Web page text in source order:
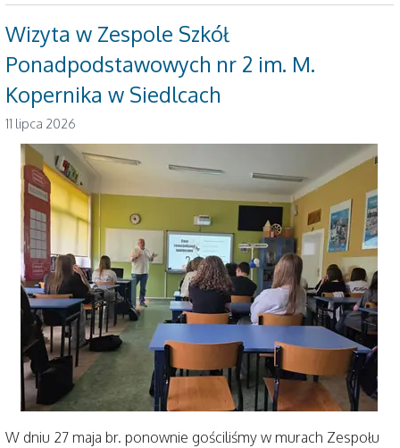
Wizyta w Zespole Szkół
Ponadpodstawowych nr 2 im. M.
Kopernika w Siedlcach
11 lipca 2026
W dniu 27 maja br. ponownie gościliśmy w murach Zespołu